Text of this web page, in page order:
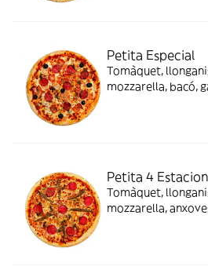
Petita Especial
Tomàquet,
mozzarella, bacó,
Petita 4
Tomàquet,
mozzarella,